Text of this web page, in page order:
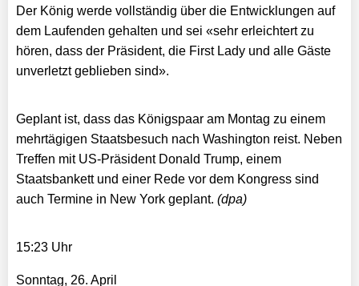
Der König werde vollständig über die Entwicklungen auf
dem Laufenden gehalten und sei «sehr erleichtert zu
hören, dass der Präsident, die First Lady und alle Gäste
unverletzt geblieben sind».
Geplant ist, dass das Königspaar am Montag zu einem
mehrtägigen Staatsbesuch nach Washington reist. Neben
Treffen mit US-Präsident Donald Trump, einem
Staatsbankett und einer Rede vor dem Kongress sind
auch Termine in New York geplant. (dpa)
15:23 Uhr
Sonntag, 26. April